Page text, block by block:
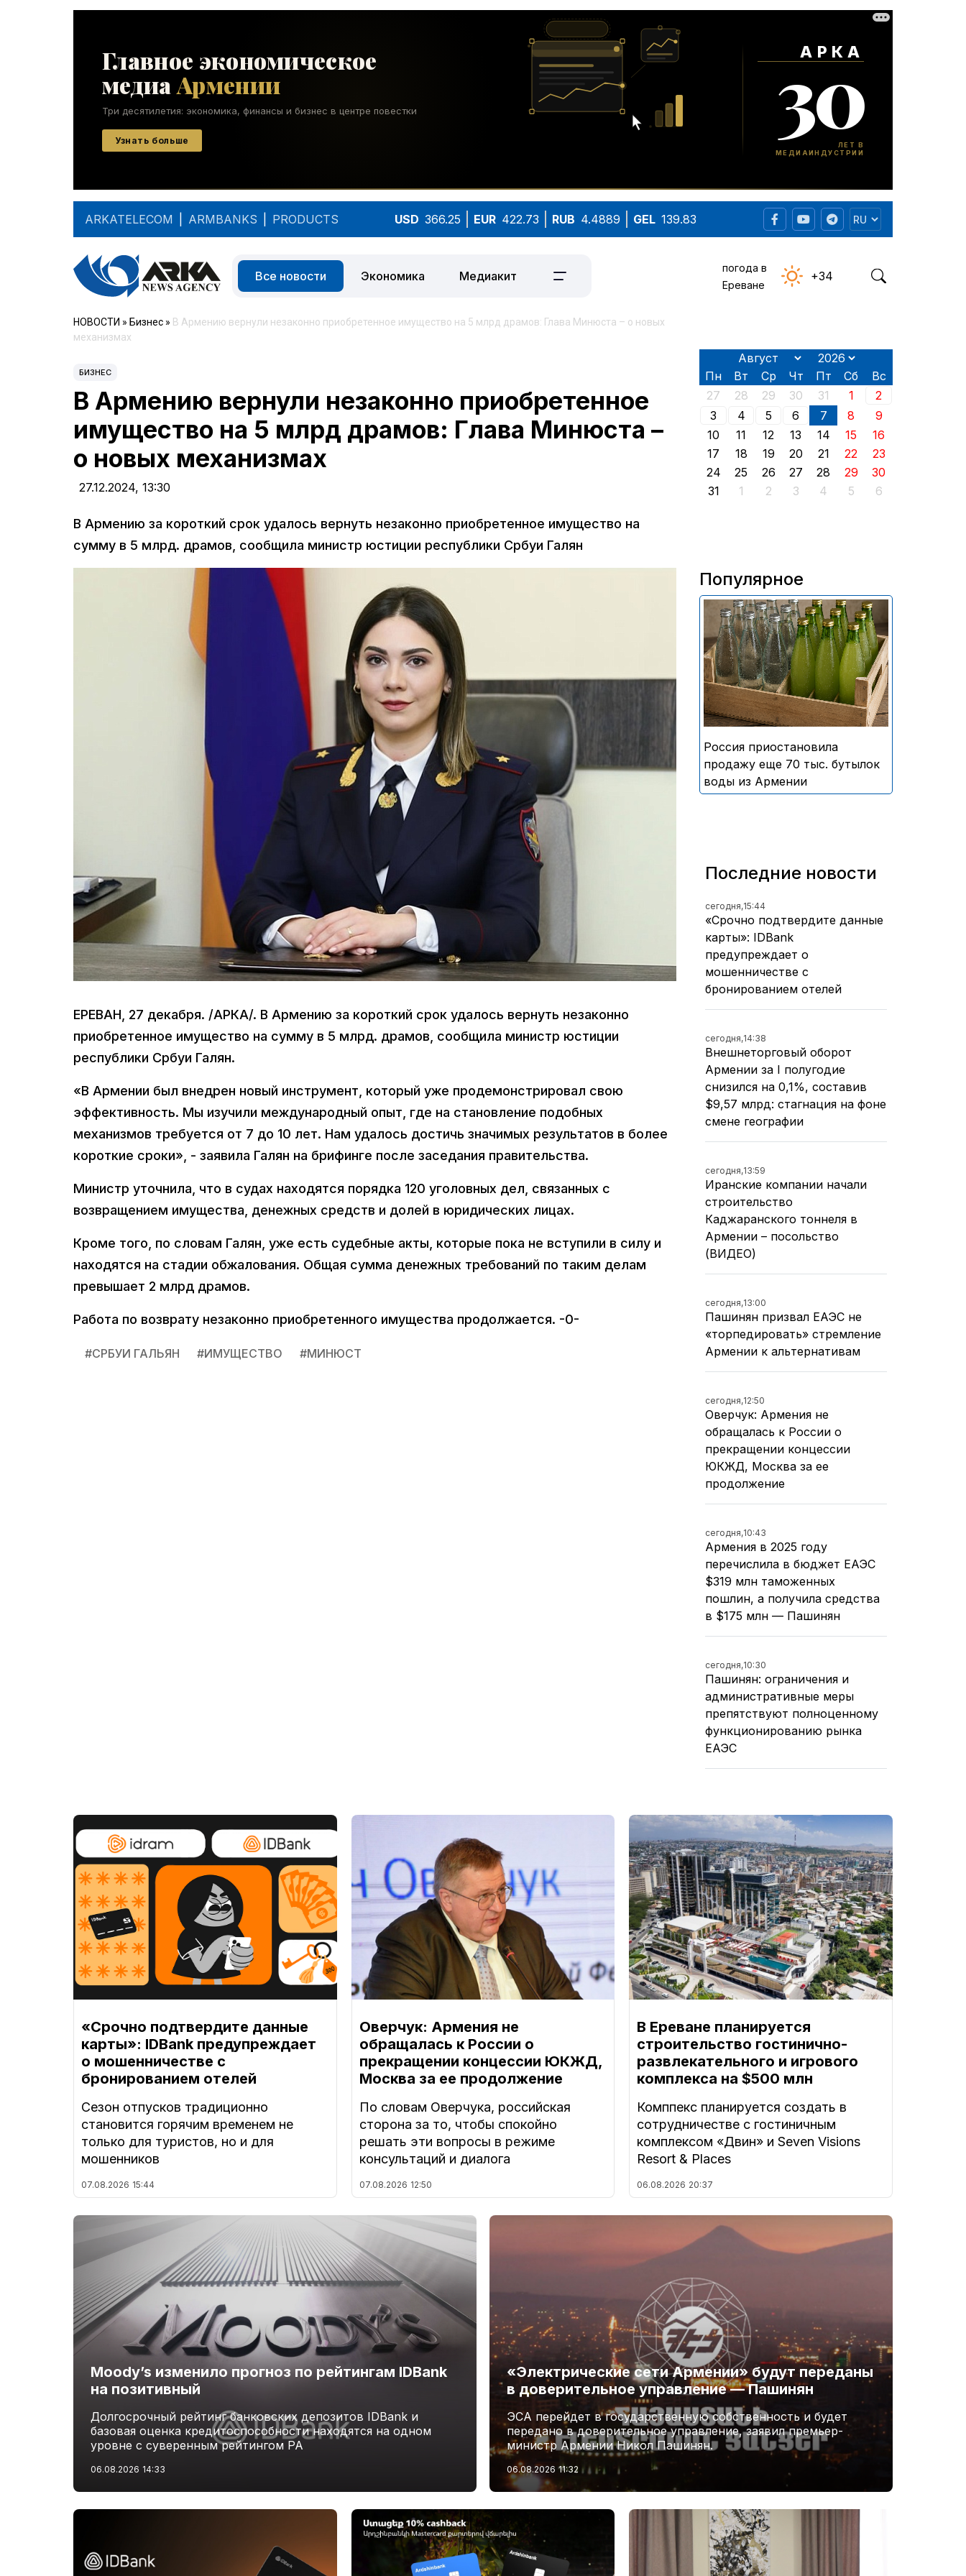
ARKATELECOM ARMBANKS PRODUCTS USD 366.25 EUR 422.73 RUB 4.4889 GEL 139.83
Все новости Экономика Медиакит
погода в
Ереване
+34
НОВОСТИ » Бизнес » В Армению вернули незаконно приобретенное имущество на 5 млрд драмов: Глава Минюста – о новых
механизмах
БИЗНЕС
В Армению вернули незаконно приобретенное
имущество на 5 млрд драмов: Глава Минюста –
о новых механизмах
27.12.2024, 13:30
В Армению за короткий срок удалось вернуть незаконно приобретенное имущество на
сумму в 5 млрд. драмов, сообщила министр юстиции республики Србуи Галян
ЕРЕВАН, 27 декабря. /АРКА/. В Армению за короткий срок удалось вернуть незаконно
приобретенное имущество на сумму в 5 млрд. драмов, сообщила министр юстиции
республики Србуи Галян.
«В Армении был внедрен новый инструмент, который уже продемонстрировал свою
эффективность. Мы изучили международный опыт, где на становление подобных
механизмов требуется от 7 до 10 лет. Нам удалось достичь значимых результатов в более
короткие сроки», - заявила Галян на брифинге после заседания правительства.
Министр уточнила, что в судах находятся порядка 120 уголовных дел, связанных с
возвращением имущества, денежных средств и долей в юридических лицах.
Кроме того, по словам Галян, уже есть судебные акты, которые пока не вступили в силу и
находятся на стадии обжалования. Общая сумма денежных требований по таким делам
превышает 2 млрд драмов.
Работа по возврату незаконно приобретенного имущества продолжается. -0-
#СРБУИ ГАЛЬЯН #ИМУЩЕСТВО #МИНЮСТ
Пн Вт Ср Чт Пт Сб
Вс
27
28 29 30 31 1
2
3
4 5 6 7 8
9
10
11 12 13 14 15
16
17
18 19 20 21 22
23
24
25 26 27 28 29
30
31
1 2 3 4 5 6
Популярное
В России приостановили
продажу более 70 тыс.
бутылок питьевой воды и
безалкогольных напитков
армянского производства
Россия приостановила
продажу еще 70 тыс. бутылок
воды из Армении
Последние новости
сегодня,15:44
«Срочно подтвердите данные
карты»: IDBank
предупреждает о
мошенничестве с
бронированием отелей
сегодня,14:38
Внешнеторговый оборот
Армении за I полугодие
снизился на 0,1%, составив
$9,57 млрд: стагнация на фоне
смене географии
сегодня,13:59
Иранские компании начали
строительство
Каджаранского тоннеля в
Армении – посольство
(ВИДЕО)
сегодня,13:00
Пашинян призвал ЕАЭС не
«торпедировать» стремление
Армении к альтернативам
сегодня,12:50
Оверчук: Армения не
обращалась к России о
прекращении концессии
ЮКЖД, Москва за ее
продолжение
сегодня,10:43
Армения в 2025 году
перечислила в бюджет ЕАЭС
$319 млн таможенных
пошлин, а получила средства
в $175 млн — Пашинян
сегодня,10:30
Пашинян: ограничения и
административные меры
препятствуют полноценному
функционированию рынка
ЕАЭС
«Срочно подтвердите данные
карты»: IDBank предупреждает
о мошенничестве с
бронированием отелей
Сезон отпусков традиционно
становится горячим временем не
только для туристов, но и для
мошенников
07.08.2026 15:44
Оверчук: Армения не
обращалась к России о
прекращении концессии ЮКЖД,
Москва за ее продолжение
По словам Оверчука, российская
сторона за то, чтобы спокойно
решать эти вопросы в режиме
консультаций и диалога
07.08.2026 12:50
В Ереване планируется
строительство гостинично-
развлекательного и игрового
комплекса на $500 млн
Комппекс планируется создать в
сотрудничестве с гостиничным
комплексом «Двин» и Seven Visions
Resort & Places
06.08.2026 20:37
Moody’s изменило прогноз по рейтингам IDBank
на позитивный
Долгосрочный рейтинг банковских депозитов IDBank и
базовая оценка кредитоспособности находятся на одном
уровне с суверенным рейтингом РА
06.08.2026 14:33
«Электрические сети Армении» будут переданы
в доверительное управление — Пашинян
ЭСА перейдет в государственную собственность и будет
передано в доверительное управление, заявил премьер-
министр Армении Никол Пашинян.
06.08.2026 11:32